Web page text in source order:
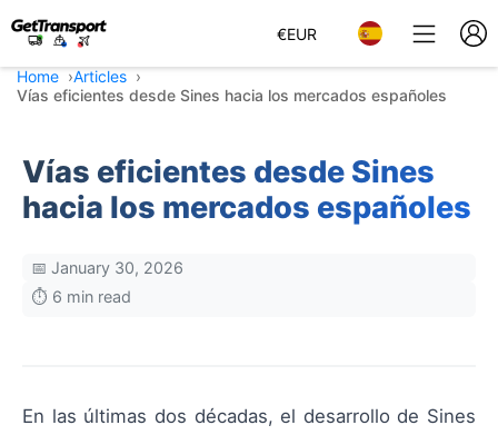
€EUR
Home
Articles
Vías eficientes desde Sines hacia los mercados españoles
Vías eficientes desde Sines
hacia los mercados españoles
📅 January 30, 2026
⏱️ 6 min read
En las últimas dos décadas, el desarrollo de Sines